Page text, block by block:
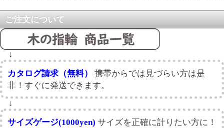
ご注文について
↓
カタログ請求（無料）
携帯からでは見づらい方は是
非！すぐに発送できます。
↓
サイズゲージ(1000yen) サイズを正確に計りたい方に！